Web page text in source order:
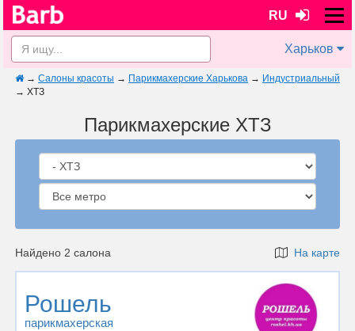
RU
Харьков
→ Салоны красоты → Парикмахерские Харькова → Индустриальный
→ ХТЗ
Парикмахерские ХТЗ
Найдено 2 салона На карте
Рошель
парикмахерская